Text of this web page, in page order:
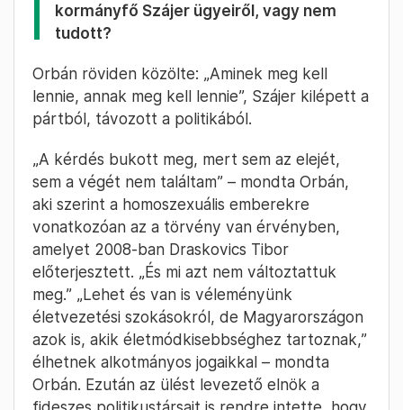
kormányfő Szájer ügyeiről, vagy nem
tudott?
Orbán röviden közölte: „Aminek meg kell
lennie, annak meg kell lennie”, Szájer kilépett a
pártból, távozott a politikából.
„A kérdés bukott meg, mert sem az elejét,
sem a végét nem találtam” – mondta Orbán,
aki szerint a homoszexuális emberekre
vonatkozóan az a törvény van érvényben,
amelyet 2008-ban Draskovics Tibor
előterjesztett. „És mi azt nem változtattuk
meg.” „Lehet és van is véleményünk
életvezetési szokásokról, de Magyarországon
azok is, akik életmódkisebbséghez tartoznak,”
élhetnek alkotmányos jogaikkal – mondta
Orbán. Ezután az ülést levezető elnök a